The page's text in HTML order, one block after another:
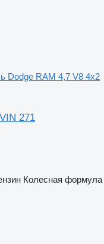
Dodge RAM 4,7 V8 4x2
271
Колесная формула